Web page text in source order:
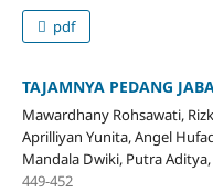
pdf
TAJAMNYA PEDANG
Mawardhany Rohsawati,
Aprilliyan Yunita, Angel
Mandala Dwiki, Putra
449-452